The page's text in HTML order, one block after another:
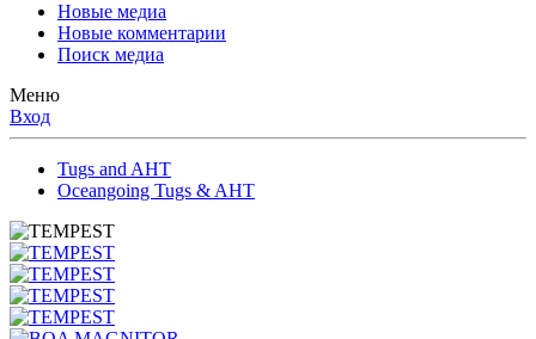
Новые медиа
Новые комментарии
Поиск медиа
Меню
Вход
Tugs and AHT
Oceangoing Tugs & AHT